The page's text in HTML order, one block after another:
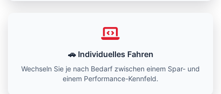
🚗 Individuelles Fahren
Wechseln Sie je nach Bedarf zwischen einem Spar- und
einem Performance-Kennfeld.